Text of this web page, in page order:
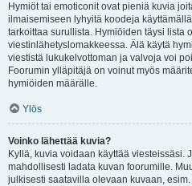
Hymiöt tai emoticonit ovat pieniä kuvia
ilmaisemiseen lyhyitä koodeja
tarkoittaa surullista. Hymiöiden täysi lista
viestinlähetyslomakkeessa. Älä käytä
viestistä lukukelvottoman ja valvoja voi
Foorumin ylläpitäjä on voinut myös
hymiöiden määrälle.
Ylös
Voinko lähettää kuvia?
Kyllä, kuvia voidaan käyttää viesteissäsi.
mahdollisesti ladata kuvan foorumille.
julkisesti saatavilla olevaan kuvaan,